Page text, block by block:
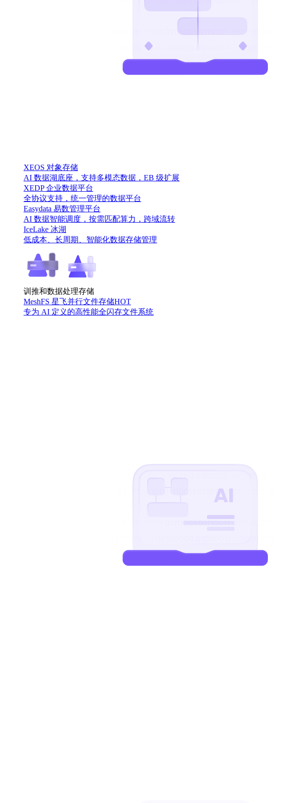
XEOS 对象存储
AI 数据湖底座，支持多模态数据，EB 级扩展
XEDP 企业数据平台
全协议支持，统一管理的数据平台
Easydata 易数管理平台
AI 数据智能调度，按需匹配算力，跨域流转
IceLake 冰湖
低成本、长周期、智能化数据存储管理
训推和数据处理存储
MeshFS 星飞并行文件存储HOT
专为 AI 定义的高性能全闪存文件系统